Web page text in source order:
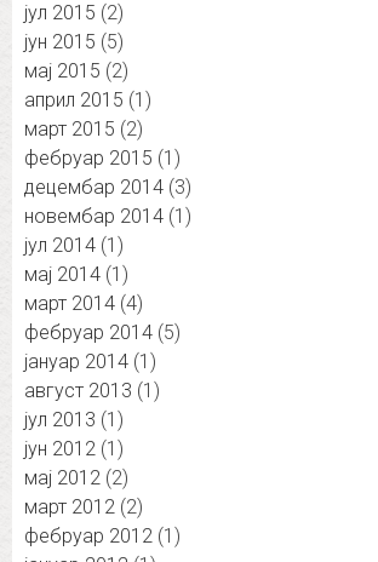
јул 2015 (2)
јун 2015 (5)
мај 2015 (2)
април 2015 (1)
март 2015 (2)
фебруар 2015 (1)
децембар 2014 (3)
новембар 2014 (1)
јул 2014 (1)
мај 2014 (1)
март 2014 (4)
фебруар 2014 (5)
јануар 2014 (1)
август 2013 (1)
јул 2013 (1)
јун 2012 (1)
мај 2012 (2)
март 2012 (2)
фебруар 2012 (1)